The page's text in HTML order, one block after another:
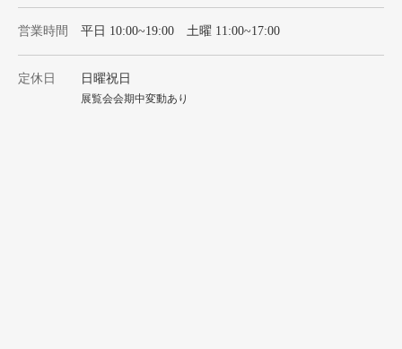
営業時間 平日 10:00~19:00 土曜 11:00~17:00
定休日 日曜祝日
展覧会会期中変動あり